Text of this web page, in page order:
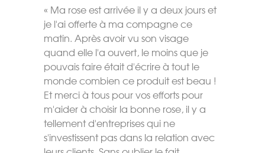
« Ma rose est arrivée il y a deux jours et
je l'ai offerte à ma compagne ce
matin. Après avoir vu son visage
quand elle l'a ouvert, le moins que je
pouvais faire était d'écrire à tout le
monde combien ce produit est beau !
Et merci à tous pour vos efforts pour
m'aider à choisir la bonne rose, il y a
tellement d'entreprises qui ne
s'investissent pas dans la relation avec